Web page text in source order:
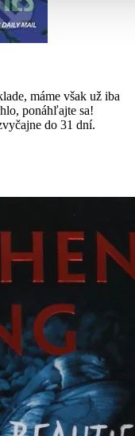
máme však už iba
ponáhľajte sa!
do 31 dní.